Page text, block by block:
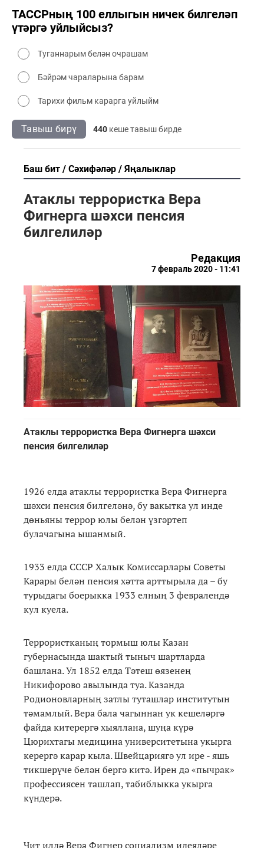
ТАССРның 100 еллыгын ничек билгеләп
үтәргә уйлыйсыз?
Туганнарым белән очрашам
Бәйрәм чараларына барам
Тарихи фильм карарга уйлыйм
Тавыш бирү 440 кеше тавыш бирде
Баш бит Сәхифәләр Яңалыклар
Атаклы террористка Вера
Фигнерга шәхси пенсия
билгелиләр
Редакция
7 февраль 2020 - 11:41
Атаклы террористка Вера Фигнерга шәхси
пенсия билгелиләр
1926 елда атаклы террористка Вера Фигнерга
шәхси пенсия билгеләнә, бу вакытка ул инде
дөньяны террор юлы белән үзгәртеп
булачагына ышанмый.
1933 елда СССР Халык Комиссарлары Советы
Карары белән пенсия хәтта арттырыла да – бу
турыдагы боерыкка 1933 елның 3 февралендә
кул куела.
Террористканың тормыш юлы Казан
губернасында шактый тыныч шартларда
башлана. Ул 1852 елда Тәтеш өязенең
Никифорово авылында туа. Казанда
Родионовларның затлы туташлар институтын
тәмамлый. Вера бала чагыннан ук кешеләргә
файда китерергә хыяллана, шуңа күрә
Цюрихтагы медицина университетына укырга
керергә карар кыла. Швейцариягә ул ире - яшь
тикшерүче белән бергә китә. Ирен дә «пычрак»
профессиясен ташлап, табиблыкка укырга
күндерә.
Чит илдә Вера Фигнер социализм идеяләре